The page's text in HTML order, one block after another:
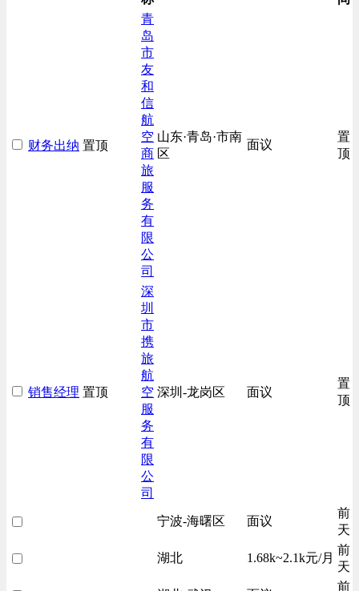
财务出纳 置顶
青
岛
市
友
和
信
航
空
商
旅
服
务
有
限
公
司
山东·青岛·市南
区
面议
置
顶
销售经理 置顶
深
圳
市
携
旅
航
空
服
务
有
限
公
司
深圳-龙岗区 面议
置
顶
宁波-海曙区 面议
前
天
湖北 1.68k~2.1k元/月
前
天
前